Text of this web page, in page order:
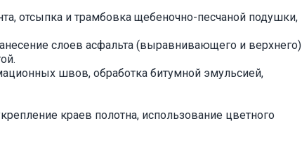
отсыпка и трамбовка щебеночно-песчаной подушки,
слоев асфальта (выравнивающего и верхнего)
швов, обработка битумной эмульсией,
краев полотна, использование цветного